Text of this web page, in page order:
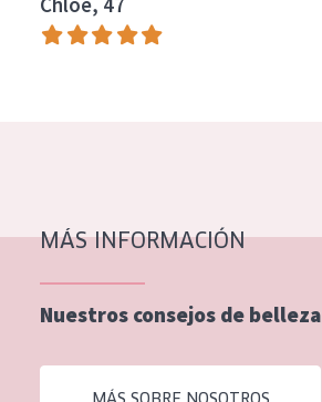
Essentials
Lift+
Piel normal y seca
Piel mixata o grasa
Piel madura
Piel expuesta al sol
MÁS INFORMACIÓN
Nuestros consejos de belleza